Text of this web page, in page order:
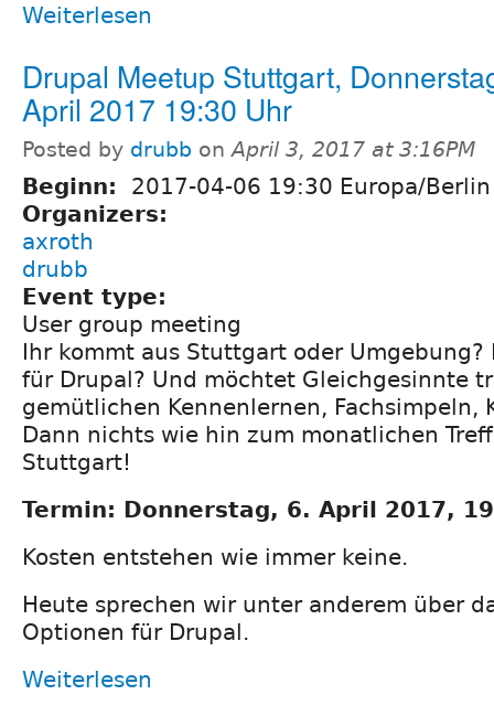
Weiterlesen
Drupal Meetup Stuttgart,
April 2017 19:30 Uhr
Posted by drubb onApril 3, 2017 at 3:16PM
Beginn:
2017-04-06 19:30 Europa/Berlin
Organizers:
axroth
drubb
Event type:
User group meeting
Ihr kommt aus Stuttgart oder Umgebung?
für Drupal? Und möchtet Gleichgesinnte
gemütlichen Kennenlernen, Fachsimpeln,
Dann nichts wie hin zum monatlichen
Stuttgart!
Termin: Donnerstag, 6. April 2017,
Kosten entstehen wie immer keine.
Heute sprechen wir unter anderem über
Optionen für Drupal.
Weiterlesen